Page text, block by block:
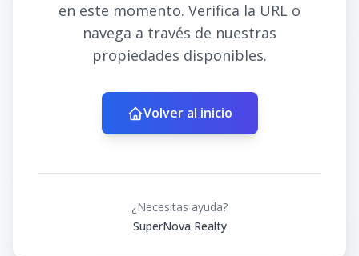
en este momento. Verifica la URL o
navega a través de nuestras
propiedades disponibles.
Volver al inicio
¿Necesitas ayuda?
SuperNova Realty